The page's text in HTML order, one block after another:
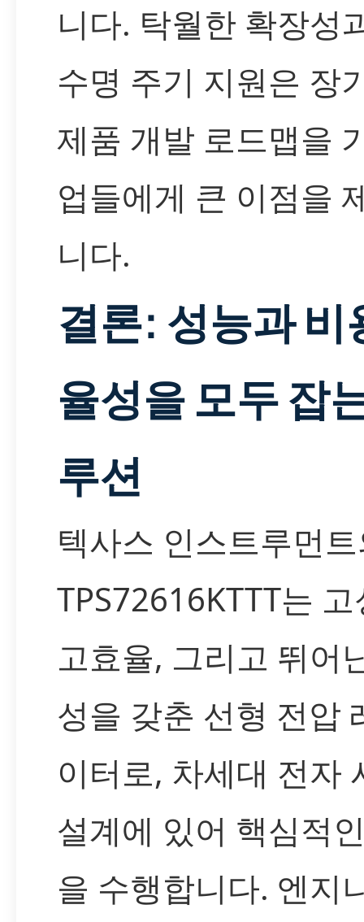
니다. 탁월한 확장성
수명 주기 지원은 장
제품 개발 로드맵을
업들에게 큰 이점을
니다.
결론: 성능과 비
율성을 모두 잡
루션
텍사스 인스트루먼
TPS72616KTTT는
고효율, 그리고 뛰어
성을 갖춘 선형 전압
이터로, 차세대 전자
설계에 있어 핵심적
을 수행합니다. 엔지